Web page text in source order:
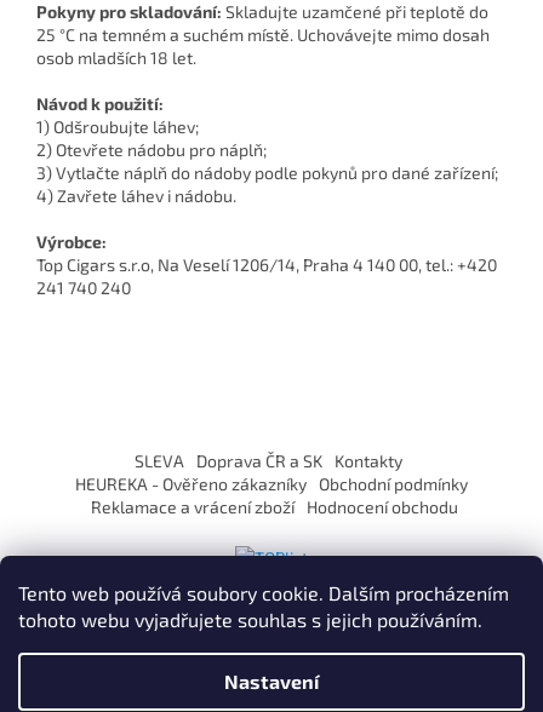
Tento web používá soubory cookie. Dalším procházením
tohoto webu vyjadřujete souhlas s jejich používáním.
Nastavení
Pokyny pro skladování: Skladujte uzamčené při teplotě do
25 °C na temném a suchém místě. Uchovávejte mimo dosah
osob mladších 18 let.
Návod k použití:
1) Odšroubujte láhev;
2) Otevřete nádobu pro náplň;
3) Vytlačte náplň do nádoby podle pokynů pro dané zařízení;
4) Zavřete láhev i nádobu.
Výrobce:
Top Cigars s.r.o, Na Veselí 1206/14, Praha 4 140 00, tel.: +420
241 740 240
í
SLEVA Doprava ČR a SK
Kontakty
HEUREKA - Ověřeno zákazníky
Obchodní podmínky
Reklamace a vrácení zboží
Hodnocení obchodu